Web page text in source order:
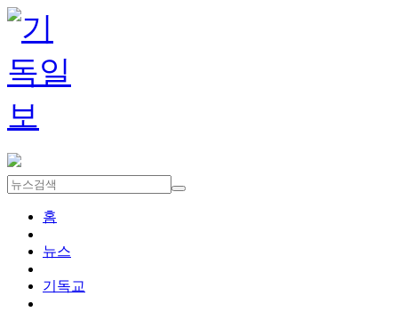
홈
뉴스
기독교